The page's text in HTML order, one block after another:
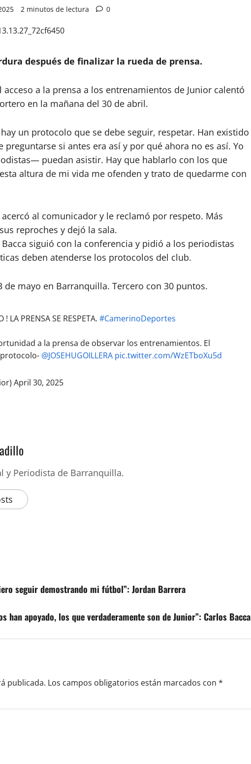
2 minutos de lectura 0
después de finalizar la rueda de prensa.
a la prensa a los entrenamientos de Junior calentó
en la mañana del 30 de abril.
un protocolo que se debe seguir, respetar. Han existido
si antes era así y por qué ahora no es así. Yo
puedan asistir. Hay que hablarlo con los que
altura de mi vida me ofenden y trato de quedarme con
al comunicador y le reclamó por respeto. Más
reproches y dejó la sala.
siguió con la conferencia y pidió a los periodistas
deben atenderse los protocolos del club.
de mayo en Barranquilla. Tercero con 30 puntos.
! LA PRENSA SE RESPETA.#CamerinoDeportes
a la prensa de observar los entrenamientos. El
@JOSEHUGOILLERA pic.twitter.com/WzETboXu5d
April 30, 2025
y Periodista de Barranquilla.
seguir demostrando mi fútbol”: Jordan Barrera
han apoyado, los que verdaderamente son de Junior”: Carlos Bacca
publicada. Los campos obligatorios están marcados con *